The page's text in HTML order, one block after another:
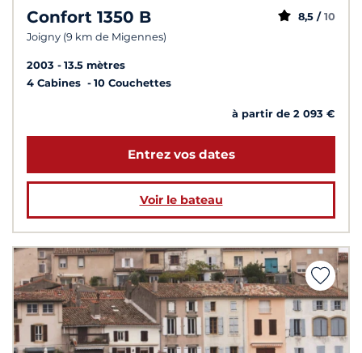
Confort 1350 B
Joigny (9 km de Migennes)
8,5 / 10
2003
13.5 mètres
4 Cabines
10 Couchettes
à partir de 2 093 €
Entrez vos dates
Voir le bateau